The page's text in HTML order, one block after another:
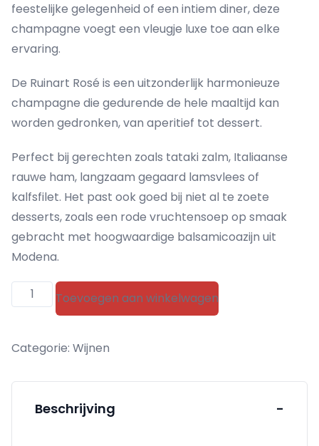
feestelijke gelegenheid of een intiem diner, deze
champagne voegt een vleugje luxe toe aan elke
ervaring.
De Ruinart Rosé is een uitzonderlijk harmonieuze
champagne die gedurende de hele maaltijd kan
worden gedronken, van aperitief tot dessert.
Perfect bij gerechten zoals tataki zalm, Italiaanse
rauwe ham, langzaam gegaard lamsvlees of
kalfsfilet. Het past ook goed bij niet al te zoete
desserts, zoals een rode vruchtensoep op smaak
gebracht met hoogwaardige balsamicoazijn uit
Modena.
Ruinart
Rosé
Toevoegen aan winkelwagen
Categorie: Wijnen
Beschrijving -